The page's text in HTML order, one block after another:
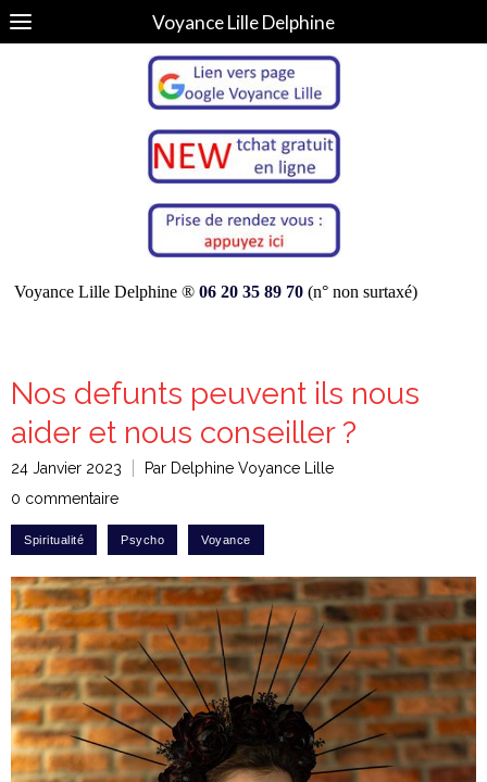
Voyance Lille Delphine
Voyance Lille Delphine ® 06 20 35 89 70 (n° non surtaxé)
Nos defunts peuvent ils nous
aider et nous conseiller ?
24 Janvier 2023
Par Delphine Voyance Lille
0 commentaire